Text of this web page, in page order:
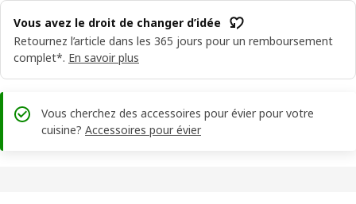
Vous avez le droit de changer d’idée
Retournez l’article dans les 365 jours pour un remboursement
complet*. En savoir plus
Vous cherchez des accessoires pour évier pour votre
cuisine? Accessoires pour évier